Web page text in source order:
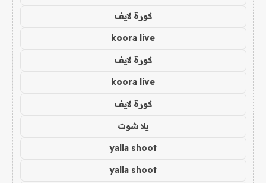
كورة لايف
koora live
كورة لايف
koora live
كورة لايف
يلا شوت
yalla shoot
yalla shoot